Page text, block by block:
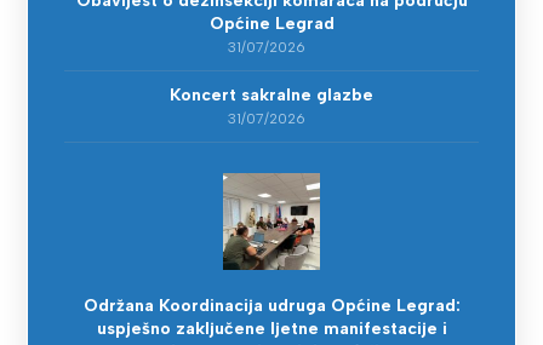
Općine Legrad
31/07/2026
Koncert sakralne glazbe
31/07/2026
Održana Koordinacija udruga Općine Legrad:
uspješno zaključene ljetne manifestacije i